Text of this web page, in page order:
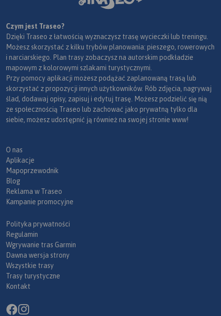
Czym jest Traseo?
Dzięki Traseo z łatwością wyznaczysz trasę wycieczki lub treningu.
Możesz skorzystać z kilku trybów planowania: pieszego, rowerowych
i narciarskiego. Plan trasy zobaczysz na autorskim podkładzie
mapowym z kolorowymi szlakami turystycznymi.
Przy pomocy aplikacji możesz podążać zaplanowaną trasą lub
skorzystać z propozycji innych użytkowników. Rób zdjęcia, nagrywaj
ślad, dodawaj opisy, zapisuj i edytuj trasę. Możesz podzielić się nią
ze społecznością Traseo lub zachować jako prywatną tylko dla
siebie, możesz udostępnić ją również na swojej stronie www!
O nas
Aplikacje
Mapoprzewodnik
Blog
Reklama w Traseo
Kampanie promocyjne
Polityka prywatności
Regulamin
Wgrywanie tras Garmin
Dawna wersja strony
Wszystkie trasy
Trasy turystyczne
Kontakt